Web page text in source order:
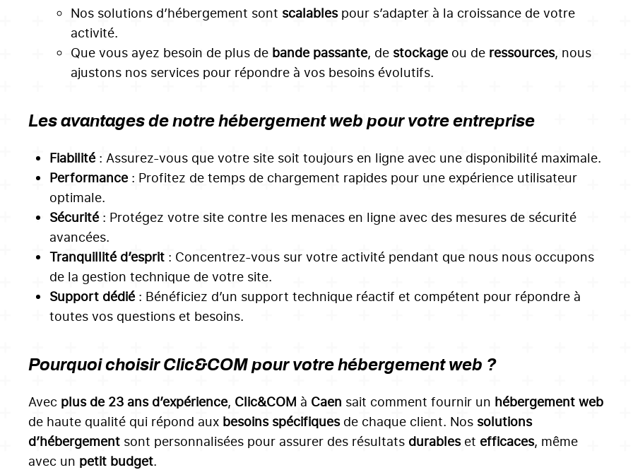
Nos solutions d’hébergement sont scalablespour s’adapter à la croissance de votre
activité.
Que vous ayez besoin de plus de bande passante, de stockage ou de ressources, nous
ajustons nos services pour répondre à vos besoins évolutifs.
Les avantages de notre hébergement web pour votre entreprise
Fiabilité : Assurez-vous que votre site soit toujours en ligne avec une disponibilité maximale.
Performance : Profitez de temps de chargement rapides pour une expérience utilisateur
optimale.
Sécurité : Protégez votre site contre les menaces en ligne avec des mesures de sécurité
avancées.
Tranquillité d’esprit : Concentrez-vous sur votre activité pendant que nous nous occupons
de la gestion technique de votre site.
Support dédié : Bénéficiez d’un support technique réactif et compétent pour répondre à
toutes vos questions et besoins.
Pourquoi choisir Clic&COM pour votre hébergement web ?
Avec plus de 23 ans d’expérience, Clic&COM à Caen sait comment fournir un hébergement web
de haute qualité qui répond aux besoins spécifiquesde chaque client. Nos solutions
d’hébergement sont personnalisées pour assurer des résultats durableset efficaces, même
avec un petit budget.